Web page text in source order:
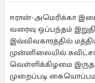
ஈரான்-அமெரிக்கா
வரைவு ஒப்பந்தம்
இவ்விவகாரத்தில்
முன்னிலையில்
வெள்ளிக்கிழமை
முறைப்படி